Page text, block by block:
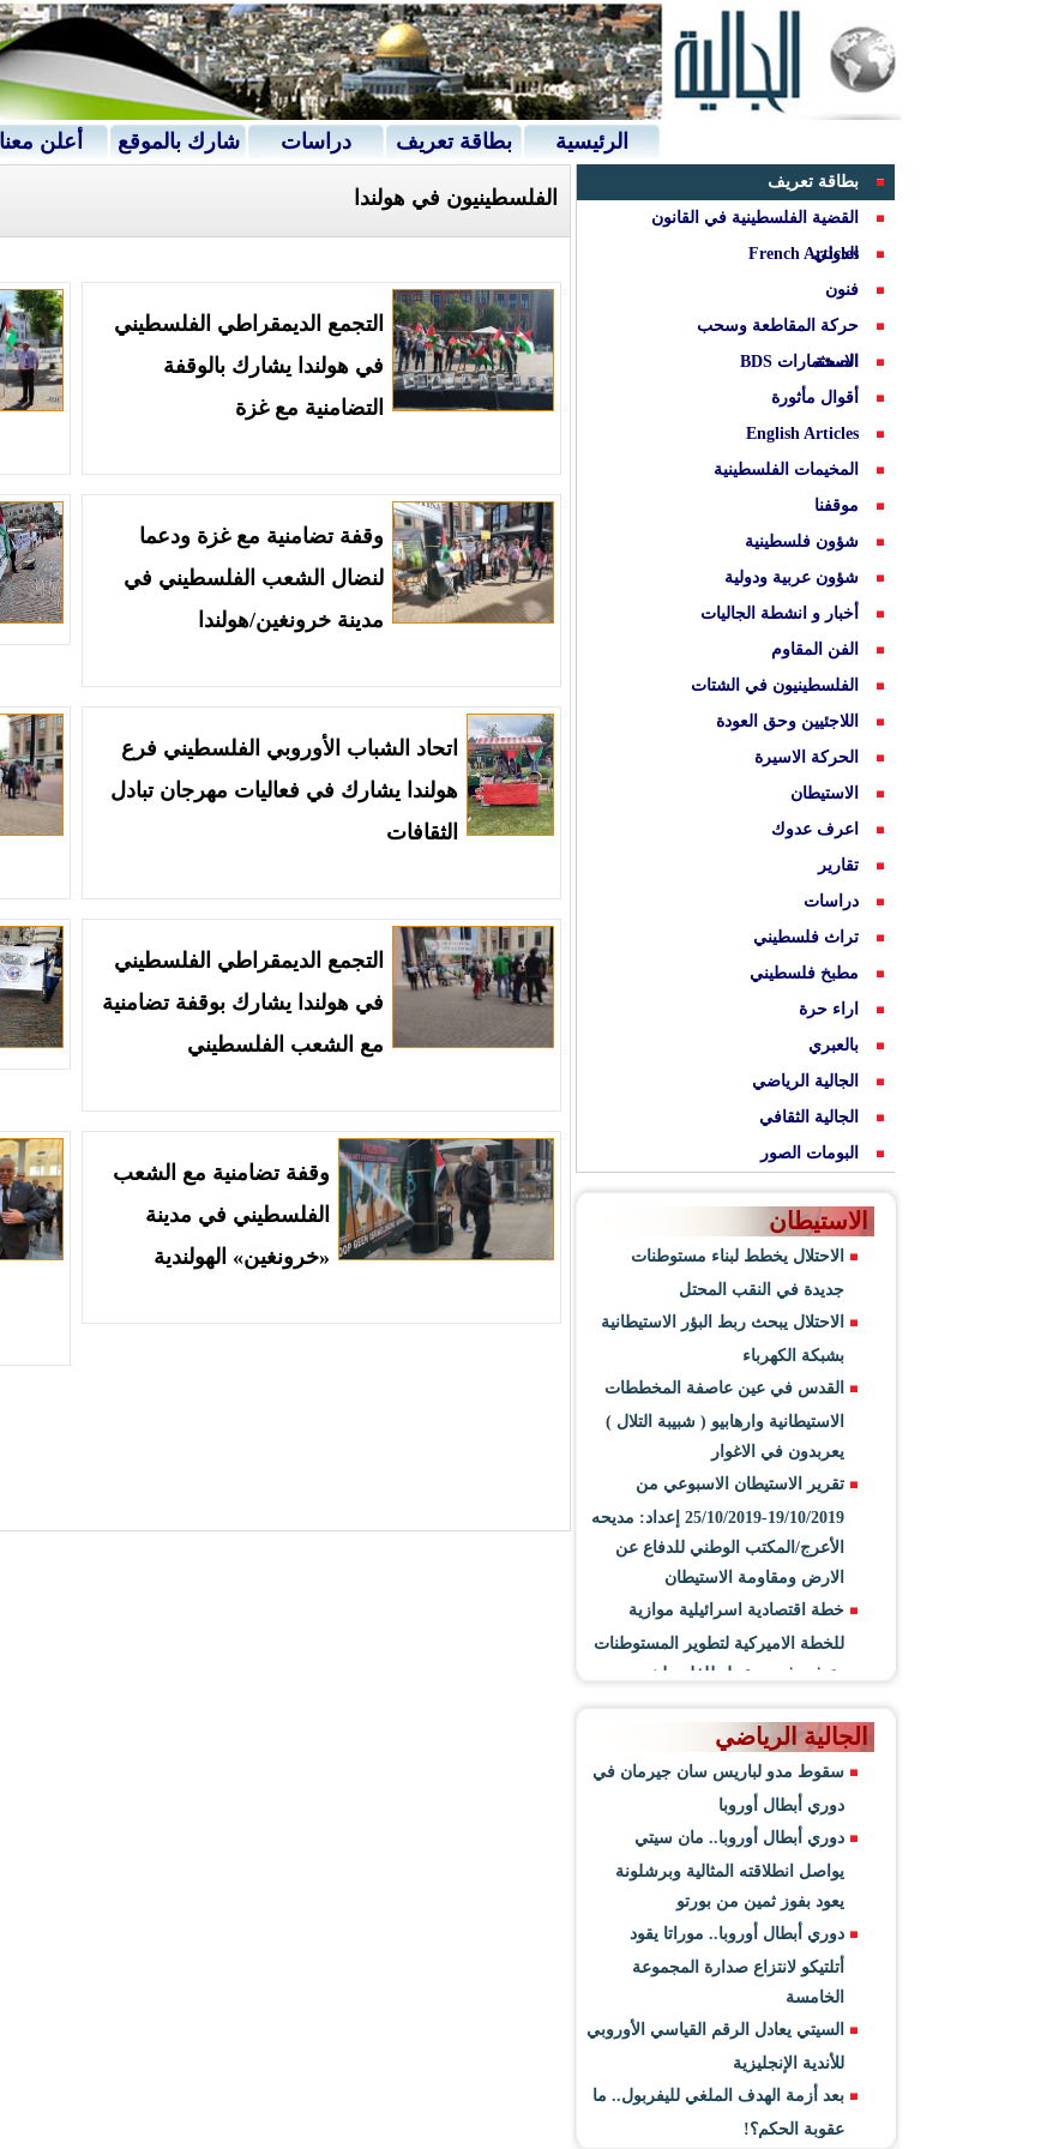
الرئيسية بطاقة تعريف دراسات شارك بالموقع أعلن معنا
بطاقة تعريف
القضية الفلسطينية في القانون
الدولي
French Articles
فنون
حركة المقاطعة وسحب
الاستثمارات BDS
الصحة
أقوال مأثورة
English Articles
المخيمات الفلسطينية
موقفنا
شؤون فلسطينية
شؤون عربية ودولية
أخبار و انشطة الجاليات
الفن المقاوم
الفلسطينيون في الشتات
اللاجئيين وحق العودة
الحركة الاسيرة
الاستيطان
اعرف عدوك
تقارير
دراسات
تراث فلسطيني
مطبخ فلسطيني
اراء حرة
بالعبري
الجالية الرياضي
الجالية الثقافي
البومات الصور
الاستيطان
الاحتلال يخطط لبناء مستوطنات
جديدة في النقب المحتل
الاحتلال يبحث ربط البؤر الاستيطانية
بشبكة الكهرباء
القدس في عين عاصفة المخططات
الاستيطانية وارهابيو ( شبيبة التلال )
يعربدون في الاغوار
تقرير الاستيطان الاسبوعي من
19/10/2019-25/10/2019 إعداد: مديحه
الأعرج/المكتب الوطني للدفاع عن
الارض ومقاومة الاستيطان
خطة اقتصادية اسرائيلية موازية
للخطة الاميركية لتطوير المستوطنات
وتوفير فرص عمل للفلسطينيين
الجالية الرياضي
سقوط مدو لباريس سان جيرمان في
دوري أبطال أوروبا
دوري أبطال أوروبا.. مان سيتي
يواصل انطلاقته المثالية وبرشلونة
يعود بفوز ثمين من بورتو
دوري أبطال أوروبا.. موراتا يقود
أتلتيكو لانتزاع صدارة المجموعة
الخامسة
السيتي يعادل الرقم القياسي الأوروبي
للأندية الإنجليزية
بعد أزمة الهدف الملغي لليفربول.. ما
عقوبة الحكم؟!
الفلسطينيون في هولندا
التجمع الديمقراطي الفلسطيني
في هولندا يشارك بالوقفة
التضامنية مع غزة
وقفة تضامنية مع غزة ودعما
لنضال الشعب الفلسطيني في
مدينة خرونغين/هولندا
اتحاد الشباب الأوروبي الفلسطيني فرع
هولندا يشارك في فعاليات مهرجان تبادل
الثقافات
التجمع الديمقراطي الفلسطيني
في هولندا يشارك بوقفة تضامنية
مع الشعب الفلسطيني
وقفة تضامنية مع الشعب
الفلسطيني في مدينة
«خرونغين» الهولندية